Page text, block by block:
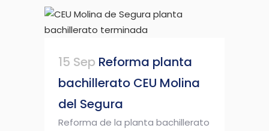
15 Sep Reforma planta
bachillerato CEU Molina
del Segura
Reforma de la planta bachillerato